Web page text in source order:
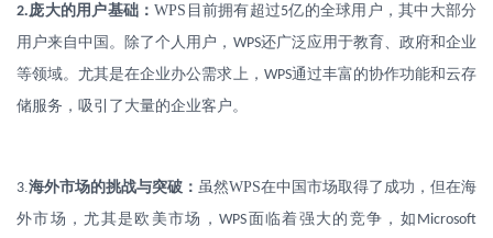
2. 庞大的用户基础：WPS 目前拥有超过5亿的全球用户，其中大部分
用户来自中国。除了个人用户， WPS还广泛应用于教育、政府和企业
等领域。尤其是在企业办公需求上， WPS通过丰富的协作功能和云存
储服务，吸引了大量的企业客户。
3 海外市场的挑战与突破： 虽然WPS在中国市场取得了成功，但在海
外市场，尤其是欧美市场，WPS面临着强大的竞争，如 Microsoft